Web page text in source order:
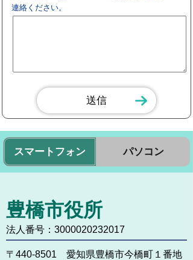
連絡ください。
スマートフォン パソコン
豊橋市役所
法人番号：3000020232017
〒440-8501 愛知県豊橋市今橋町１番地